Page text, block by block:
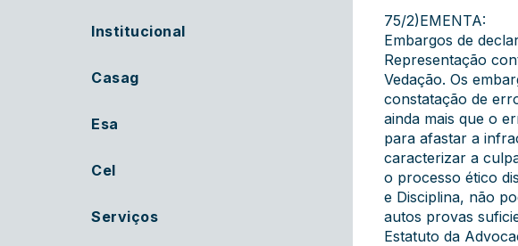
Institucional
Casag
Esa
Cel
Serviços
75/2)EMENTA:
Embargos de
Representação
Vedação. Os
constatação de
ainda mais que o
para afastar a
caracterizar a
o processo ético
e Disciplina, não
autos provas
Estatuto da